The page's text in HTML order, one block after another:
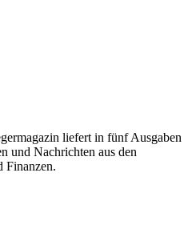
liefert in fünf Ausgaben
und Nachrichten aus den
Finanzen.